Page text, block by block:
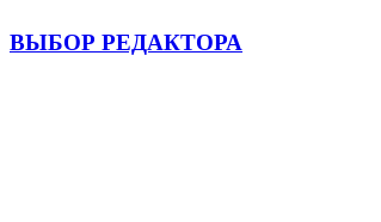
ВЫБОР РЕДАКТОРА